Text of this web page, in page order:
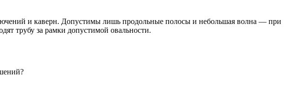
и каверн. Допустимы лишь продольные полосы и небольшая волна — при
трубу за рамки допустимой овальности.